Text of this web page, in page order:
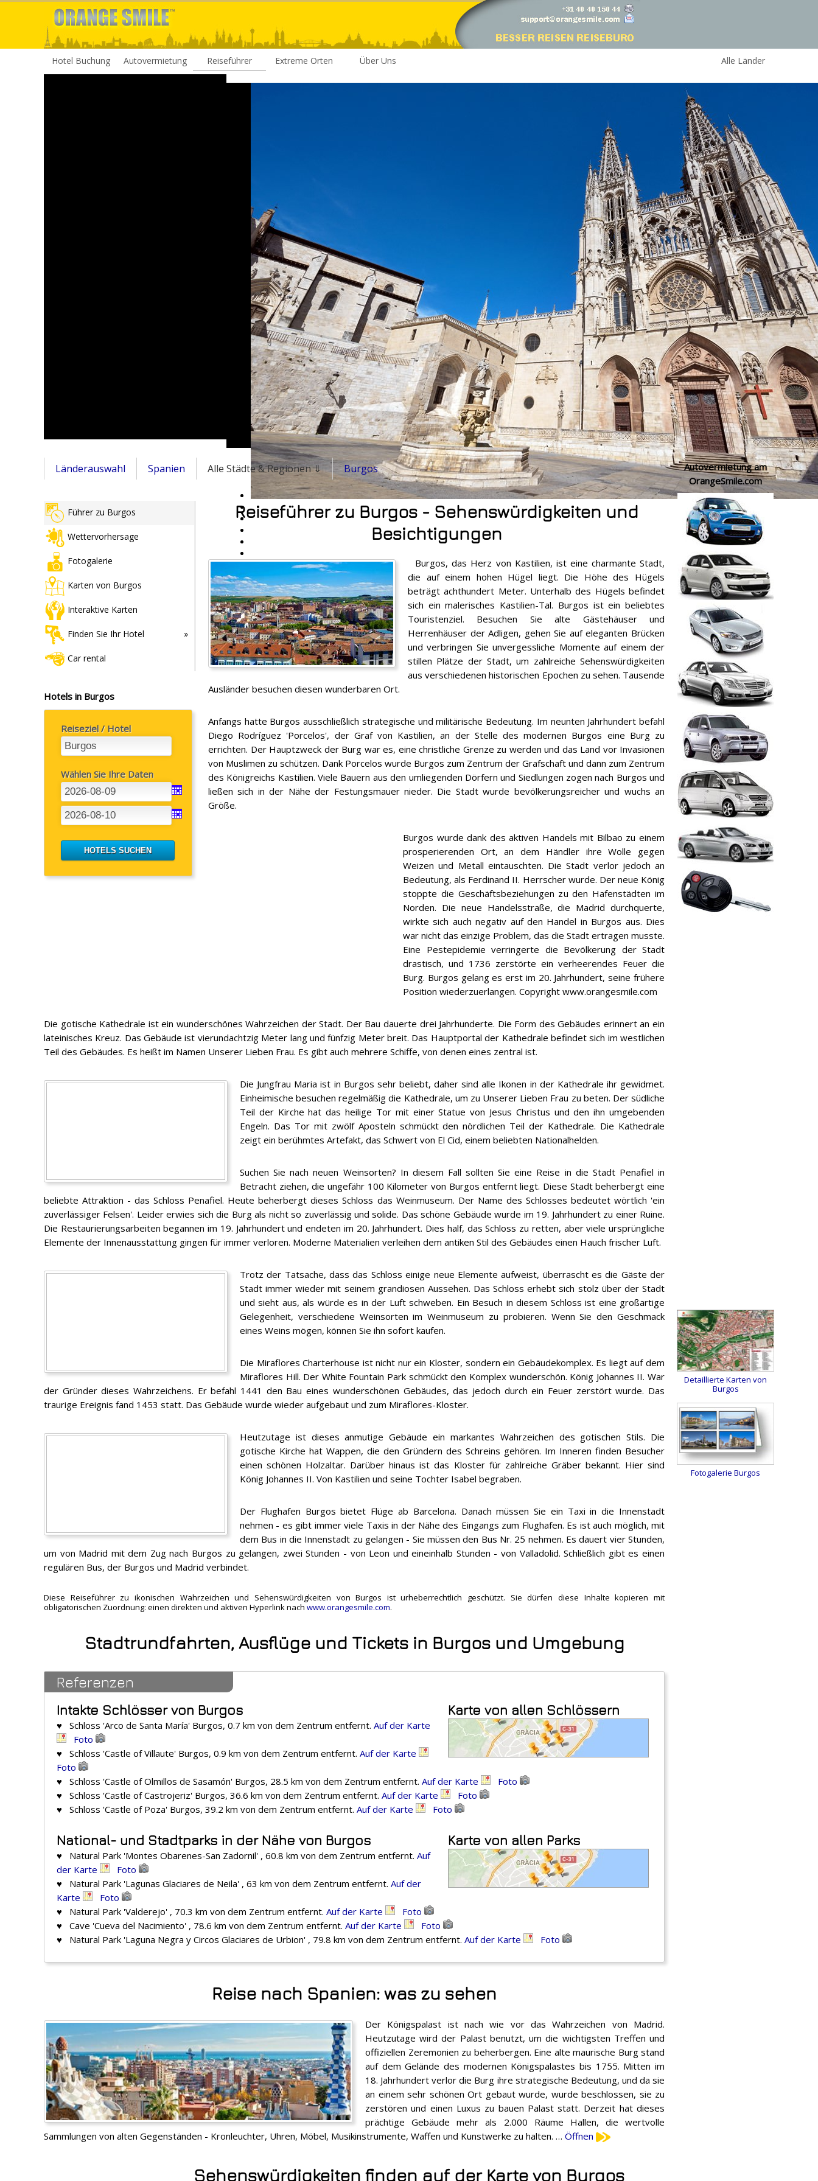
Hotel Buchung Autovermietung Reiseführer Extreme Orten Über Uns Alle Länder
Länderauswahl Spanien Alle Städte & Regionen ⇓ Burgos
Führer zu Burgos
Wettervorhersage
Fotogalerie
Karten von Burgos
Interaktive Karten
Finden Sie Ihr Hotel
Car rental
Hotels in Burgos
Reiseziel / Hotel
Wählen Sie Ihre Daten
Reiseführer zu Burgos - Sehenswürdigkeiten und
Besichtigungen
Burgos, das Herz von Kastilien, ist eine charmante Stadt,
die auf einem hohen Hügel liegt. Die Höhe des Hügels
beträgt achthundert Meter. Unterhalb des Hügels befindet
sich ein malerisches Kastilien-Tal. Burgos ist ein beliebtes
Touristenziel. Besuchen Sie alte Gästehäuser und
Herrenhäuser der Adligen, gehen Sie auf eleganten Brücken
und verbringen Sie unvergessliche Momente auf einem der
stillen Plätze der Stadt, um zahlreiche Sehenswürdigkeiten
aus verschiedenen historischen Epochen zu sehen. Tausende
Ausländer besuchen diesen wunderbaren Ort.
Anfangs hatte Burgos ausschließlich strategische und militärische Bedeutung. Im neunten Jahrhundert befahl
Diego Rodríguez 'Porcelos', der Graf von Kastilien, an der Stelle des modernen Burgos eine Burg zu
errichten. Der Hauptzweck der Burg war es, eine christliche Grenze zu werden und das Land vor Invasionen
von Muslimen zu schützen. Dank Porcelos wurde Burgos zum Zentrum der Grafschaft und dann zum Zentrum
des Königreichs Kastilien. Viele Bauern aus den umliegenden Dörfern und Siedlungen zogen nach Burgos und
ließen sich in der Nähe der Festungsmauer nieder. Die Stadt wurde bevölkerungsreicher und wuchs an
Größe.
Burgos wurde dank des aktiven Handels mit Bilbao zu einem
prosperierenden Ort, an dem Händler ihre Wolle gegen
Weizen und Metall eintauschten. Die Stadt verlor jedoch an
Bedeutung, als Ferdinand II. Herrscher wurde. Der neue König
stoppte die Geschäftsbeziehungen zu den Hafenstädten im
Norden. Die neue Handelsstraße, die Madrid durchquerte,
wirkte sich auch negativ auf den Handel in Burgos aus. Dies
war nicht das einzige Problem, das die Stadt ertragen musste.
Eine Pestepidemie verringerte die Bevölkerung der Stadt
drastisch, und 1736 zerstörte ein verheerendes Feuer die
Burg. Burgos gelang es erst im 20. Jahrhundert, seine frühere
Position wiederzuerlangen. Copyright www.orangesmile.com
Die gotische Kathedrale ist ein wunderschönes Wahrzeichen der Stadt. Der Bau dauerte drei Jahrhunderte. Die Form des Gebäudes erinnert an ein
lateinisches Kreuz. Das Gebäude ist vierundachtzig Meter lang und fünfzig Meter breit. Das Hauptportal der Kathedrale befindet sich im westlichen
Teil des Gebäudes. Es heißt im Namen Unserer Lieben Frau. Es gibt auch mehrere Schiffe, von denen eines zentral ist.
Die Jungfrau Maria ist in Burgos sehr beliebt, daher sind alle Ikonen in der Kathedrale ihr gewidmet.
Einheimische besuchen regelmäßig die Kathedrale, um zu Unserer Lieben Frau zu beten. Der südliche
Teil der Kirche hat das heilige Tor mit einer Statue von Jesus Christus und den ihn umgebenden
Engeln. Das Tor mit zwölf Aposteln schmückt den nördlichen Teil der Kathedrale. Die Kathedrale
zeigt ein berühmtes Artefakt, das Schwert von El Cid, einem beliebten Nationalhelden.
Suchen Sie nach neuen Weinsorten? In diesem Fall sollten Sie eine Reise in die Stadt Penafiel in
Betracht ziehen, die ungefähr 100 Kilometer von Burgos entfernt liegt. Diese Stadt beherbergt eine
beliebte Attraktion - das Schloss Penafiel. Heute beherbergt dieses Schloss das Weinmuseum. Der Name des Schlosses bedeutet wörtlich 'ein
zuverlässiger Felsen'. Leider erwies sich die Burg als nicht so zuverlässig und solide. Das schöne Gebäude wurde im 19. Jahrhundert zu einer Ruine.
Die Restaurierungsarbeiten begannen im 19. Jahrhundert und endeten im 20. Jahrhundert. Dies half, das Schloss zu retten, aber viele ursprüngliche
Elemente der Innenausstattung gingen für immer verloren. Moderne Materialien verleihen dem antiken Stil des Gebäudes einen Hauch frischer Luft.
Trotz der Tatsache, dass das Schloss einige neue Elemente aufweist, überrascht es die Gäste der
Stadt immer wieder mit seinem grandiosen Aussehen. Das Schloss erhebt sich stolz über der Stadt
und sieht aus, als würde es in der Luft schweben. Ein Besuch in diesem Schloss ist eine großartige
Gelegenheit, verschiedene Weinsorten im Weinmuseum zu probieren. Wenn Sie den Geschmack
eines Weins mögen, können Sie ihn sofort kaufen.
Die Miraflores Charterhouse ist nicht nur ein Kloster, sondern ein Gebäudekomplex. Es liegt auf dem
Miraflores Hill. Der White Fountain Park schmückt den Komplex wunderschön. König Johannes II. War
der Gründer dieses Wahrzeichens. Er befahl 1441 den Bau eines wunderschönen Gebäudes, das jedoch durch ein Feuer zerstört wurde. Das
traurige Ereignis fand 1453 statt. Das Gebäude wurde wieder aufgebaut und zum Miraflores-Kloster.
Heutzutage ist dieses anmutige Gebäude ein markantes Wahrzeichen des gotischen Stils. Die
gotische Kirche hat Wappen, die den Gründern des Schreins gehören. Im Inneren finden Besucher
einen schönen Holzaltar. Darüber hinaus ist das Kloster für zahlreiche Gräber bekannt. Hier sind
König Johannes II. Von Kastilien und seine Tochter Isabel begraben.
Der Flughafen Burgos bietet Flüge ab Barcelona. Danach müssen Sie ein Taxi in die Innenstadt
nehmen - es gibt immer viele Taxis in der Nähe des Eingangs zum Flughafen. Es ist auch möglich, mit
dem Bus in die Innenstadt zu gelangen - Sie müssen den Bus Nr. 25 nehmen. Es dauert vier Stunden,
um von Madrid mit dem Zug nach Burgos zu gelangen, zwei Stunden - von Leon und eineinhalb Stunden - von Valladolid. Schließlich gibt es einen
regulären Bus, der Burgos und Madrid verbindet.
Diese Reiseführer zu ikonischen Wahrzeichen und Sehenswürdigkeiten von Burgos ist urheberrechtlich geschützt. Sie dürfen diese Inhalte kopieren mit
obligatorischen Zuordnung: einen direkten und aktiven Hyperlink nach www.orangesmile.com.
Stadtrundfahrten, Ausflüge und Tickets in Burgos und Umgebung
Referenzen
Karte von allen Schlössern
Intakte Schlösser von Burgos
♥ Schloss 'Arco de Santa María' Burgos, 0.7 km von dem Zentrum entfernt. Auf der Karte
Foto
♥ Schloss 'Castle of Villaute' Burgos, 0.9 km von dem Zentrum entfernt. Auf der Karte
Foto
♥ Schloss 'Castle of Olmillos de Sasamón' Burgos, 28.5 km von dem Zentrum entfernt. Auf der Karte
Foto
♥ Schloss 'Castle of Castrojeriz' Burgos, 36.6 km von dem Zentrum entfernt. Auf der Karte
Foto
♥ Schloss 'Castle of Poza' Burgos, 39.2 km von dem Zentrum entfernt. Auf der Karte Foto
Karte von allen Parks
National- und Stadtparks in der Nähe von Burgos
♥ Natural Park 'Montes Obarenes-San Zadornil' , 60.8 km von dem Zentrum entfernt. Auf
der Karte
Foto
♥ Natural Park 'Lagunas Glaciares de Neila' , 63 km von dem Zentrum entfernt. Auf der
Karte
Foto
♥ Natural Park 'Valderejo' , 70.3 km von dem Zentrum entfernt. Auf der Karte
Foto
♥ Cave 'Cueva del Nacimiento' , 78.6 km von dem Zentrum entfernt. Auf der Karte
Foto
♥ Natural Park 'Laguna Negra y Circos Glaciares de Urbion' , 79.8 km von dem Zentrum entfernt. Auf der Karte Foto
Reise nach Spanien: was zu sehen
Der Königspalast ist nach wie vor das Wahrzeichen von Madrid.
Heutzutage wird der Palast benutzt, um die wichtigsten Treffen und
offiziellen Zeremonien zu beherbergen. Eine alte maurische Burg stand
auf dem Gelände des modernen Königspalastes bis 1755. Mitten im
18. Jahrhundert verlor die Burg ihre strategische Bedeutung, und da sie
an einem sehr schönen Ort gebaut wurde, wurde beschlossen, sie zu
zerstören und einen Luxus zu bauen Palast statt. Derzeit hat dieses
prächtige Gebäude mehr als 2.000 Räume Hallen, die wertvolle
Sammlungen von alten Gegenständen - Kronleuchter, Uhren, Möbel, Musikinstrumente, Waffen und Kunstwerke zu halten. … Öffnen
Autovermietung am
OrangeSmile.com
Detaillierte Karten von
Burgos
Fotogalerie Burgos
Sehenswürdigkeiten finden auf der Karte von Burgos